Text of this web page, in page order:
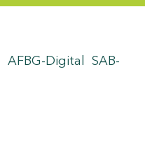
AFBG-Digital SAB-